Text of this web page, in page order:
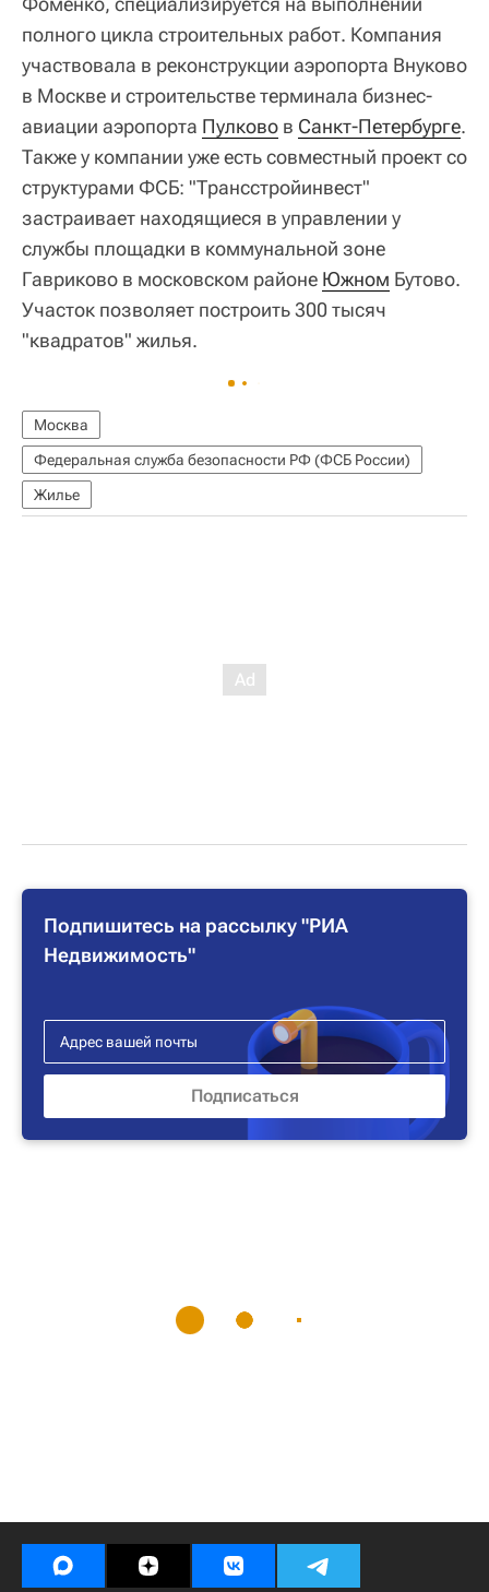
полного цикла строительных работ. Компания
участвовала в реконструкции аэропорта Внуково
в Москве и строительстве терминала бизнес-
авиации аэропорта Пулково в Санкт-Петербурге.
Также у компании уже есть совместный проект со
структурами ФСБ: "Трансстройинвест"
застраивает находящиеся в управлении у
службы площадки в коммунальной зоне
Гавриково в московском районе Южном Бутово.
Участок позволяет построить 300 тысяч
"квадратов" жилья.
Москва
Федеральная служба безопасности РФ (ФСБ России)
Жилье
Подпишитесь на рассылку "РИА
Недвижимость"